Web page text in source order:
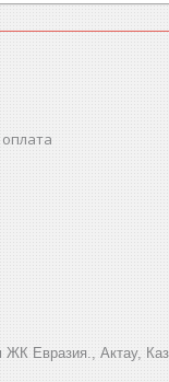
ЖК Евразия., Актау,